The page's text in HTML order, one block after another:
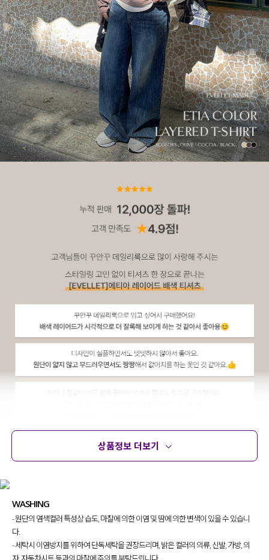
상품정보 더보기
WASHING
- 원단의 염색컬러 특성상 습도, 마찰에 의한 이염 및 땀에 의한 변색이 있을 수 있습니
다.
- 세탁시 이염방지를 위하여 단독세탁을 권장드리며, 밝은 컬러의 의류, 신발, 가방, 의